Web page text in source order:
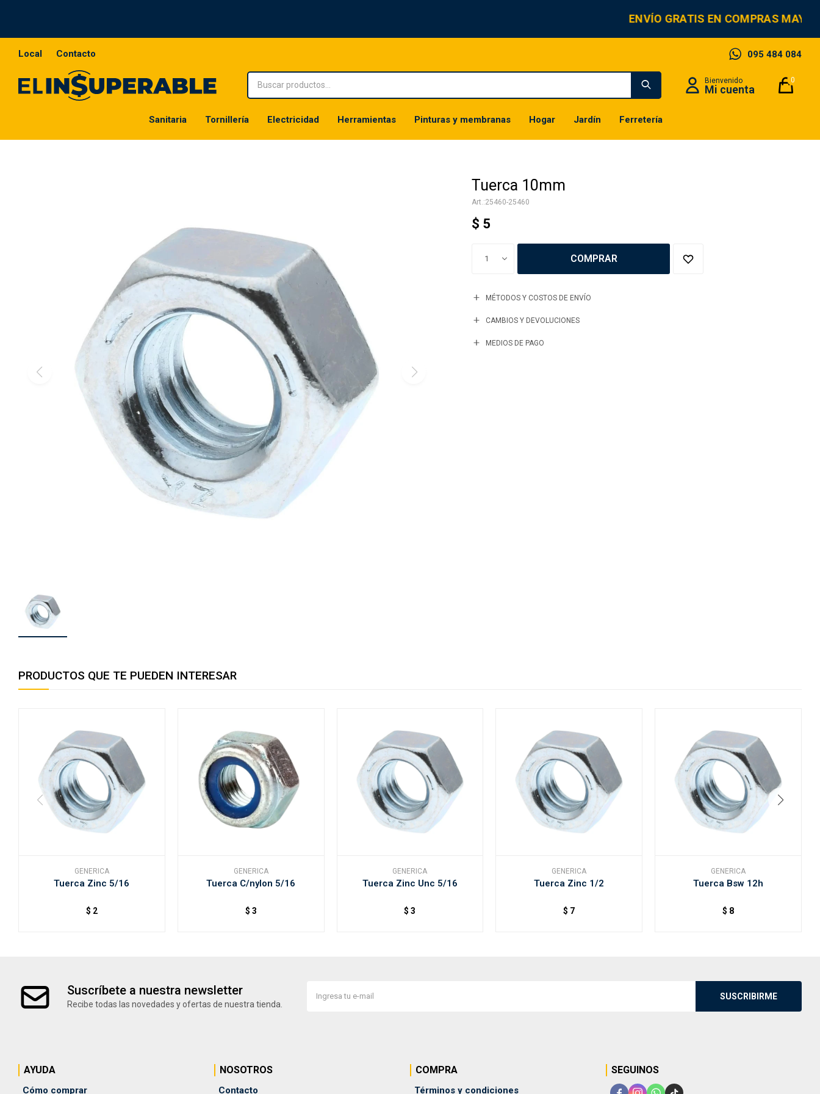
ENVÍO GRATIS EN COMPRAS
Sanitaria Tornillería Electricidad Herramientas Pinturas y membranas Hogar Jardín Ferretería
0
095 484 084
Local Contacto
Tuerca 10mm
25460-25460
$ 5
1 COMPRAR
MÉTODOS Y COSTOS DE ENVÍO
CAMBIOS Y DEVOLUCIONES
MEDIOS DE PAGO
PRODUCTOS QUE TE PUEDEN INTERESAR
GENERICA
Tuerca Zinc 5/16
$ 2
GENERICA
Tuerca C/nylon 5/16
$ 3
GENERICA
Tuerca Zinc Unc 5/16
$ 3
GENERICA
Tuerca Zinc 1/2
$ 7
GENERICA
Tuerca Bsw 12h
$ 8
Suscríbete a nuestra newsletter
Recibe todas las novedades y ofertas de nuestra tienda.
SUSCRIBIRME
AYUDA
Cómo comprar
NOSOTROS
Contacto
COMPRA
Términos y condiciones
SEGUINOS